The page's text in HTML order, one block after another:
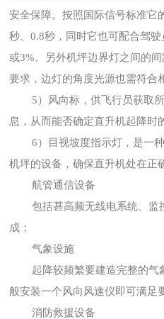
安全保障。按照国际信号标准它
秒、0.8秒，同时它也可配合驾
或3%。另外机坪边界灯之间的
要求，边灯的角度光源也需符合
5）风向标，供飞行员获取所
息，从而能否确定直升机起降时
6）目视坡度指示灯，是一种
机坪的设备，确保直升机处在正
航管通信设备
包括甚高频无线电系统、监
成；
气象设施
起降较频繁要建造完整的气
般安装一个风向风速仪即可满足
消防救援设备